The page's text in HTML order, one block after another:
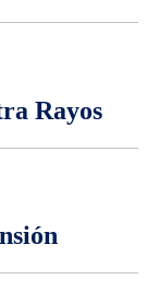
Rayos